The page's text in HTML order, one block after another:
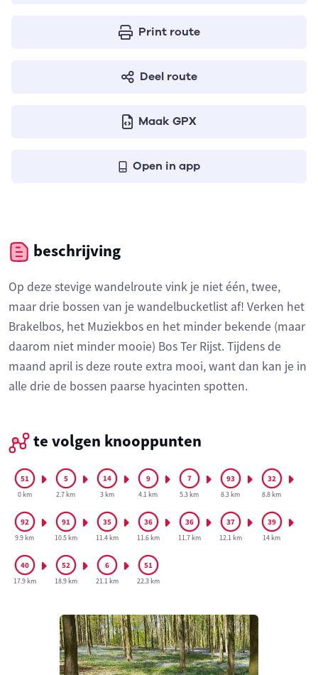
Print route
Deel route
Maak GPX
Open in app
beschrijving
Op deze stevige wandelroute vink je niet één, twee,
maar drie bossen van je wandelbucketlist af! Verken het
Brakelbos, het Muziekbos en het minder bekende (maar
daarom niet minder mooie) Bos Ter Rijst. Tijdens de
maand april is deze route extra mooi, want dan kan je in
alle drie de bossen paarse hyacinten spotten.
te volgen knooppunten
0 km 2.7 km 3 km 4.1 km 5.3 km 8.3 km 8.8 km
9.9 km 10.5 km 11.4 km 11.6 km 11.7 km 12.1 km 14 km
17.9 km 18.9 km 21.1 km 22.3 km